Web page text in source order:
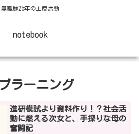
無職歴25年の主腐活動
notebook
ラーニング
進研模試より資料作り！？社会活
動に燃える次女と、手探りな母の
奮闘記